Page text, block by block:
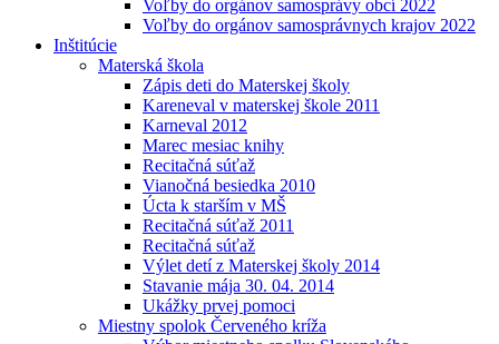
Voľby do orgánov samosprávy obcí 2022
Voľby do orgánov samosprávnych krajov 2022
Inštitúcie
Materská škola
Zápis deti do Materskej školy
Kareneval v materskej škole 2011
Karneval 2012
Marec mesiac knihy
Recitačná súťaž
Vianočná besiedka 2010
Úcta k starším v MŠ
Recitačná súťaž 2011
Recitačná súťaž
Výlet detí z Materskej školy 2014
Stavanie mája 30. 04. 2014
Ukážky prvej pomoci
Miestny spolok Červeného kríža